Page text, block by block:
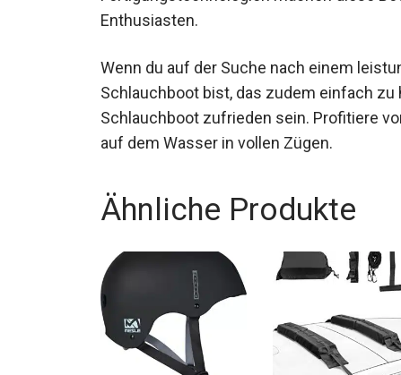
Fertigungstechnologien machen diese
Wenn du auf der Suche nach einem
einsetzbaren Schlauchboot bist, das
BARK Schlauchboot zufrieden sein.
Ähnliche Produkte